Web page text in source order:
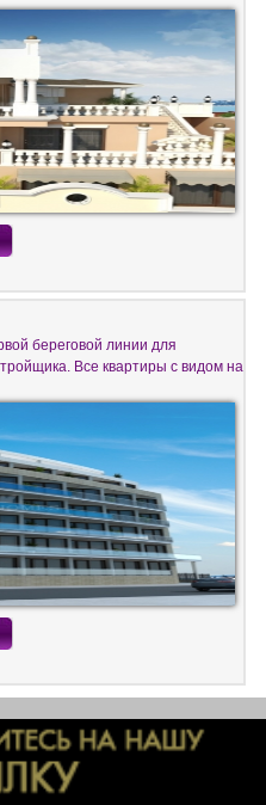
береговой линии для
Все квартиры с видом на